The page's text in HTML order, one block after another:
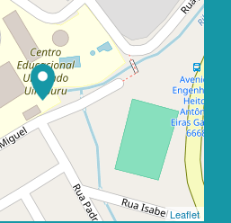
Leaflet